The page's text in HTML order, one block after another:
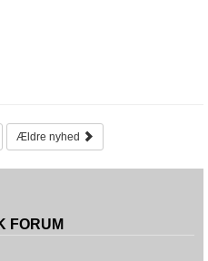
Ældre nyhed
FORUM